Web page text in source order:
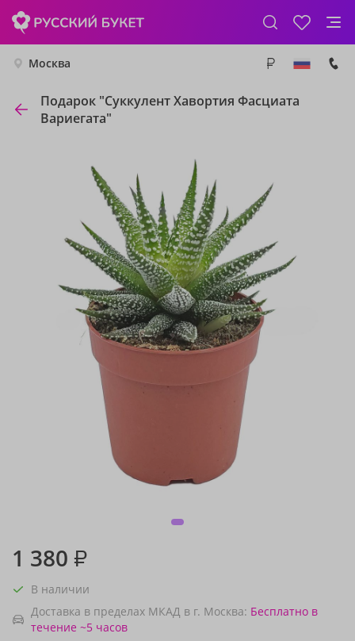
Москва
Подарок "Суккулент Хавортия Фасциата
Вариегата"
1 380 ₽
В наличии
Доставка в пределах МКАД в г. Москва: Бесплатно в
течение ~5 часов